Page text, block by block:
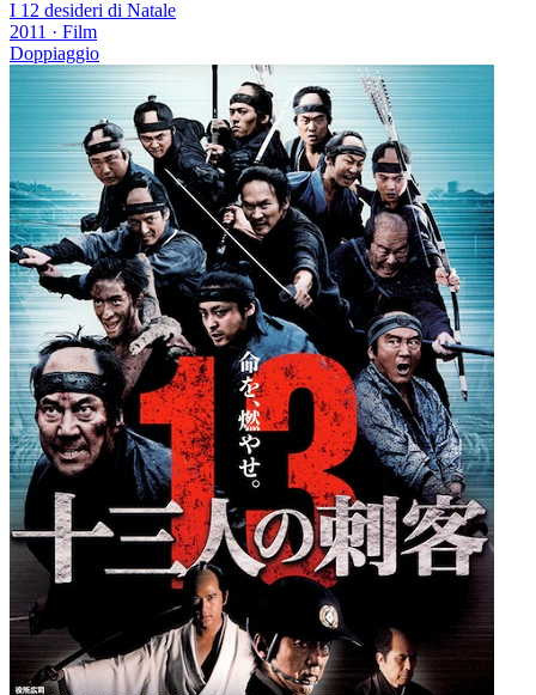
I 12 desideri di Natale
2011 · Film
Doppiaggio